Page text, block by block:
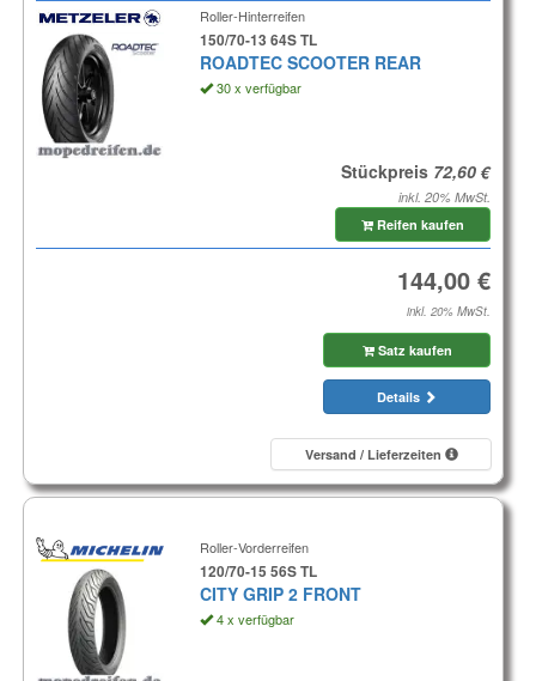
Roller-Hinterreifen
150/70-13 64S TL
ROADTEC SCOOTER REAR
30 x verfügbar
Stückpreis
inkl. 20% MwSt.
Reifen kaufen
inkl. 20% MwSt.
Satz kaufen
Details
Versand / Lieferzeiten
Roller-Vorderreifen
120/70-15 56S TL
CITY GRIP 2 FRONT
4 x verfügbar